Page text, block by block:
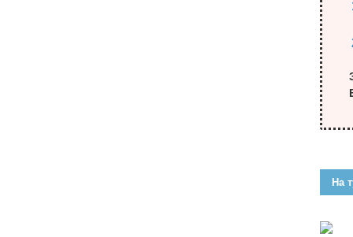
На